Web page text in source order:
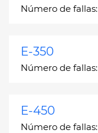
Número de fallas:
E-350
Número de fallas:
E-450
Número de fallas: